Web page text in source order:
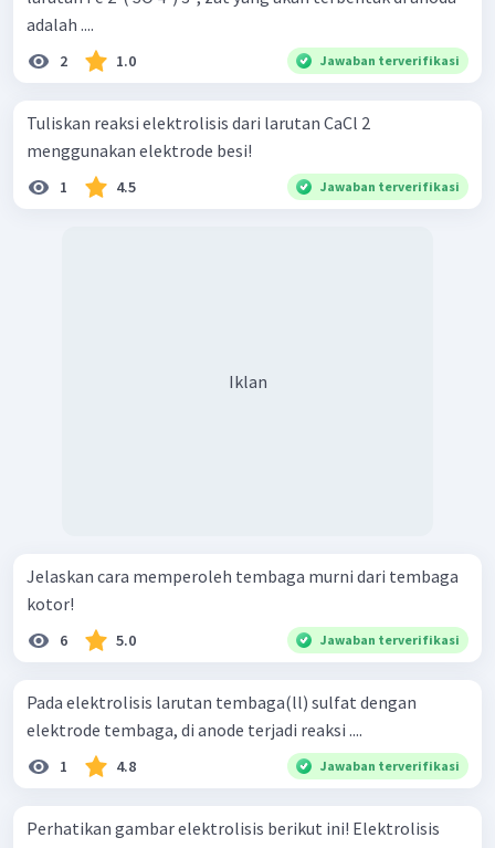
adalah ....
2 1.0 Jawaban terverifikasi
Tuliskan reaksi elektrolisis dari larutan CaCl 2 ​
menggunakan elektrode besi!
1 4.5 Jawaban terverifikasi
Iklan
Jelaskan cara memperoleh tembaga murni dari tembaga
kotor!
6 5.0 Jawaban terverifikasi
Pada elektrolisis larutan tembaga(ll) sulfat dengan
elektrode tembaga, di anode terjadi reaksi ....
1 4.8 Jawaban terverifikasi
Perhatikan gambar elektrolisis berikut ini! Elektrolisis